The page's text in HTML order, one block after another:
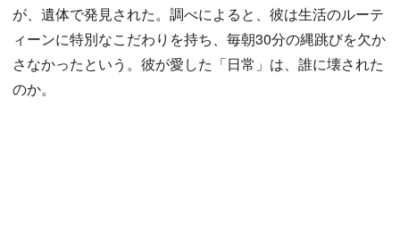
が、遺体で発見された。調べによると、彼は生活のルーテ
ィーンに特別なこだわりを持ち、毎朝30分の縄跳びを欠か
さなかったという。彼が愛した「日常」は、誰に壊された
のか。